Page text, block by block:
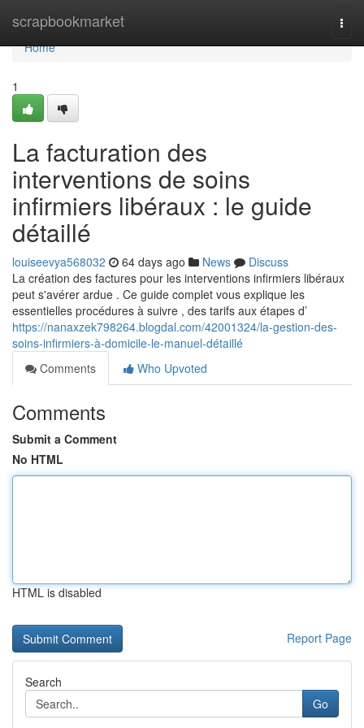
scrapbookmarket
Home
Home
1
La facturation des
interventions de soins
infirmiers libéraux : le guide
détaillé
louiseevya568032 64 days ago News
Discuss
La création des factures pour les interventions infirmiers libéraux
peut s'avérer ardue . Ce guide complet vous explique les
essentielles procédures à suivre , des tarifs aux étapes d’
https://nanaxzek798264.blogdal.com/42001324/la-gestion-des-
soins-infirmiers-à-domicile-le-manuel-détaillé
Comments
Who Upvoted
Comments
Submit a Comment
No HTML
HTML is disabled
Report Page
Search
Go